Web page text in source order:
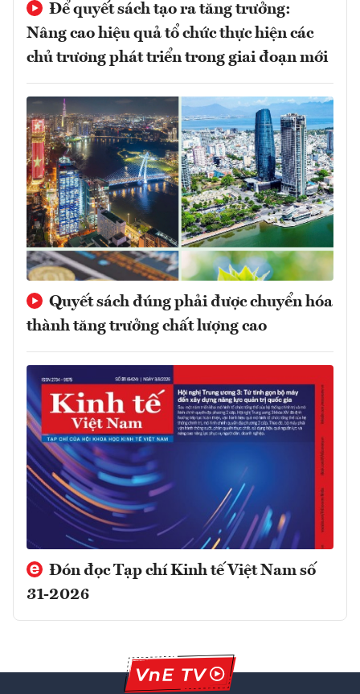
Để quyết sách tạo ra tăng trưởng:
Nâng cao hiệu quả tổ chức thực hiện các
chủ trương phát triển trong giai đoạn mới
Quyết sách đúng phải được chuyển hóa
thành tăng trưởng chất lượng cao
Đón đọc Tạp chí Kinh tế Việt Nam số
31-2026